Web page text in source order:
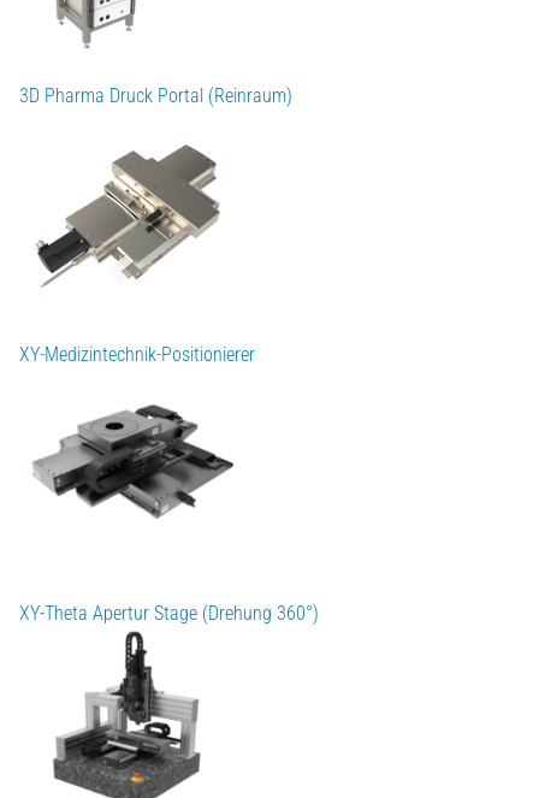
3D Pharma Druck Portal (Reinraum)
XY-Medizintechnik-Positionierer
XY-Theta Apertur Stage (Drehung 360°)